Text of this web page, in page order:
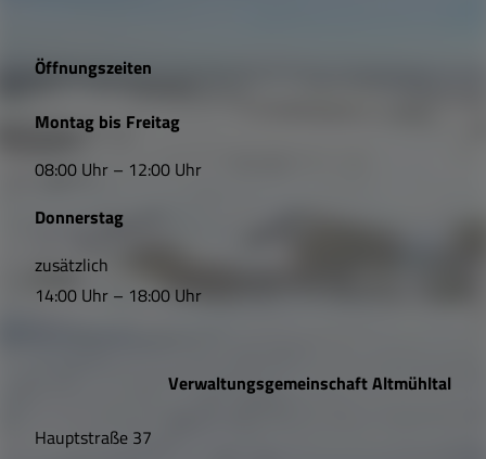
e
L
n
k
s
Öffnungszeiten
Montag bis Freitag
08:00 Uhr – 12:00 Uhr
Donnerstag
zusätzlich
14:00 Uhr – 18:00 Uhr
Verwaltungsgemeinschaft Altmühltal
Hauptstraße 37